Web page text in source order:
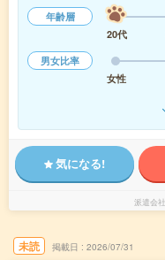
年齢層
20代
男女比率
女性
気になる!
派遣会社
未読 掲載日 2026/07/31